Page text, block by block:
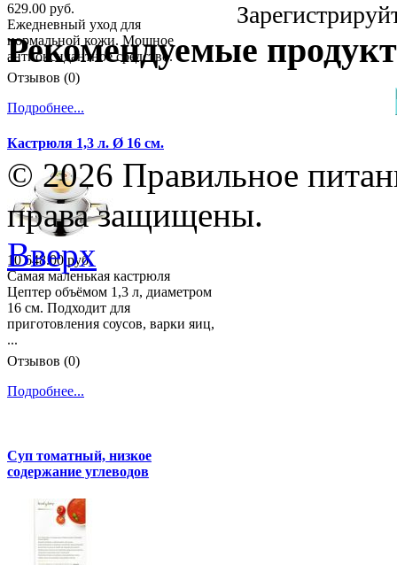
629.00 руб.
Ежедневный уход для
нормальной кожи. Мощное
антиоксидантное средство.
Отзывов (0)
Подробнее...
Кастрюля 1,3 л. Ø 16 см.
10 648.00 руб.
Самая маленькая кастрюля
Цептер объёмом 1,3 л, диаметром
16 см. Подходит для
приготовления соусов, варки яиц,
...
Отзывов (0)
Подробнее...
Суп томатный, низкое
содержание углеводов
Рекомендуемые
© 2026 Правильное
права защищены.
Вверх